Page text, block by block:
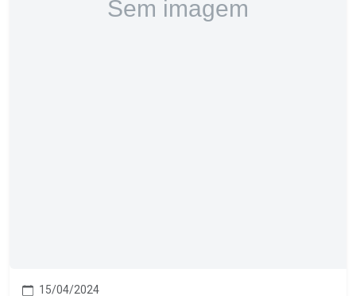
15/04/2024